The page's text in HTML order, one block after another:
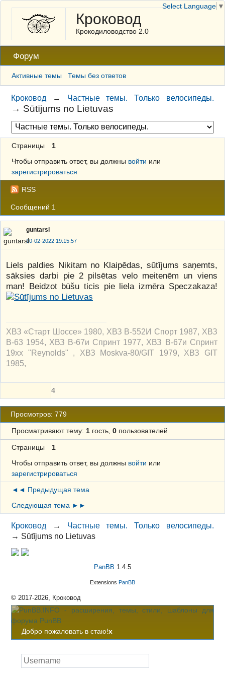
Кроковод
Крокодиловодство 2.0
Форум
Активные темы Темы без ответов
Кроковод → Частные темы. Только велосипеды.
→ Sūtījums no Lietuvas
Страницы
1
Чтобы отправить ответ, вы должны войти или
зарегистрироваться
RSS
Сообщений 1
guntarsl
10-02-2022 19:15:57
Liels paldies Nikitam no Klaipēdas, sūtījums saņemts,
sāksies darbi pie 2 pilsētas velo meitenēm un viens
man! Beidzot būšu ticis pie liela izmēra Speczakaza!
ХВЗ «Старт Шоссе» 1980, ХВЗ В-552И Спорт 1987, ХВЗ
В-63 1954, ХВЗ В-67и Спринт 1977, ХВЗ В-67и Спринт
19xx "Reynolds" , ХВЗ Moskva-80/GIT 1979, ХВЗ GIT
1985,
4
Просмотров: 779
Просматривают тему: 1гость, 0пользователей
Страницы
1
Чтобы отправить ответ, вы должны войти или
зарегистрироваться
◄◄ Предыдущая тема
Следующая тема ►►
Кроковод → Частные темы. Только велосипеды.
→ Sūtījums no Lietuvas
PanBB 1.4.5
Extensions PanBB
© 2017-2026, Кроковод
Select Language ▼
Добро пожаловать в стаю!x